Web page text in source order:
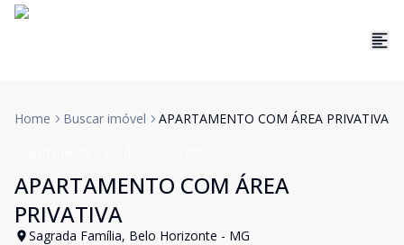
Home Buscar imóvel APARTAMENTO COM ÁREA PRIVATIVA
APARTAMENTO COM ÁREA
PRIVATIVA
Sagrada Família, Belo Horizonte - MG